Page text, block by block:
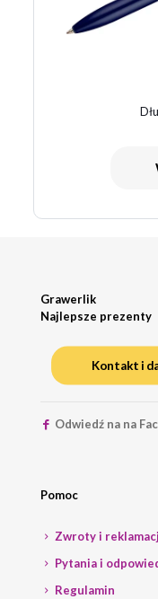
Grawerlik
Najlepsze prezenty
Kontakt i
Odwiedź na na
Pomoc
Zwroty i
Pytania i
Regulamin